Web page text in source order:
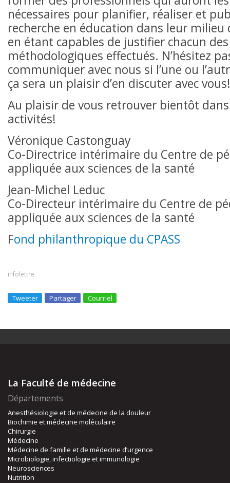
nécessaires pour planifier, réaliser et
recherche en éducation dans leur
en étant capables de justifier chacun
méthodologiques effectués. N’hésitez
communiquer avec nous si l’une ou
ça sera un plaisir d’en discuter avec vous!
Au plaisir de vous retrouver bientôt dans
activités!
Véronique Castonguay
Co-Directrice intérimaire du Centre de
appliquée aux sciences de la santé
Jean-Michel Leduc
Co-Directeur intérimaire du Centre de
appliquée aux sciences de la santé
Fond philanthropique du CPASS
infolettre
Tweeter Partager Courriel
La Faculté de médecine
Départements
Anesthésiologie et de médecine de la douleur
Biochimie et médecine moléculaire
Chirurgie
Médecine
Médecine de famille et de médecine d’urgence
Microbiologie, infectiologie et immunologie
Neurosciences
Nutrition